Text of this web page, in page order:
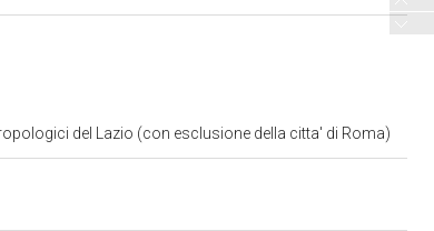
del Lazio (con esclusione della citta' di Roma)